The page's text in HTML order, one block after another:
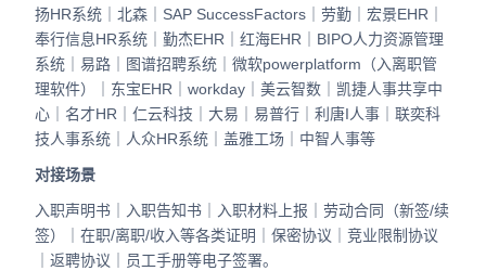
扬HR系统｜北森｜SAP SuccessFactors｜劳勤｜宏景EHR｜
奉行信息HR系统｜勤杰EHR｜红海EHR｜BIPO人力资源管理
系统｜易路｜图谱招聘系统｜微软powerplatform（入离职管
理软件）｜东宝EHR｜workday｜美云智数｜凯捷人事共享中
心｜名才HR｜仁云科技｜大易｜易普行｜利唐I人事｜联奕科
技人事系统｜人众HR系统｜盖雅工场｜中智人事等
对接场景
入职声明书｜入职告知书｜入职材料上报｜劳动合同（新签/续
签）｜在职/离职/收入等各类证明｜保密协议｜竞业限制协议
｜返聘协议｜员工手册等电子签署。